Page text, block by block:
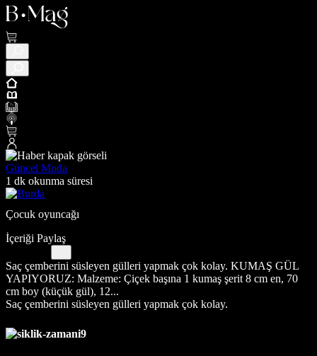
Güncel Moda
1 dk okunma süresi
Çocuk oyuncağı
İçeriği Paylaş
Saç çemberini süsleyen gülleri yapmak çok kolay. KUMAŞ GÜL
YAPIYORUZ: Malzeme: Çiçek başına 1 kumaş şerit 8 cm en, 70
cm boy (küçük gül), 12...
Saç çemberini süsleyen gülleri yapmak çok kolay.